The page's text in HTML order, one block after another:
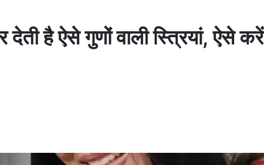
है ऐसे गुणों वाली स्त्रियां, ऐसे करें